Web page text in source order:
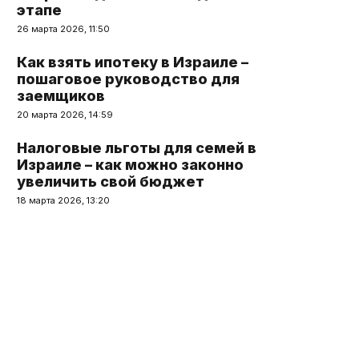
этапе
26 марта 2026, 11:50
Как взять ипотеку в Израиле –
пошаговое руководство для
заемщиков
20 марта 2026, 14:59
Налоговые льготы для семей в
Израиле – как можно законно
увеличить свой бюджет
18 марта 2026, 13:20